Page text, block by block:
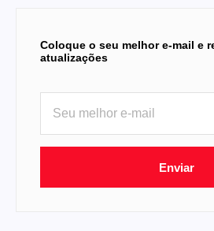
Coloque o seu melhor e-mail e
atualizações
Enviar